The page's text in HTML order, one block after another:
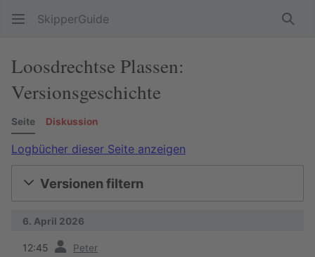
SkipperGuide
Loosdrechtse Plassen:
Versionsgeschichte
Seite Diskussion
Logbücher dieser Seite anzeigen
Versionen filtern
6. April 2026
12:45 Peter